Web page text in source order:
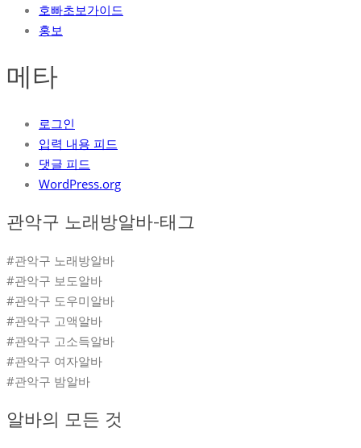
호빠초보가이드
홍보
메타
로그인
입력 내용 피드
댓글 피드
WordPress.org
관악구 노래방알바-태그
#관악구 노래방알바
#관악구 보도알바
#관악구 도우미알바
#관악구 고액알바
#관악구 고소득알바
#관악구 여자알바
#관악구 밤알바
알바의 모든 것